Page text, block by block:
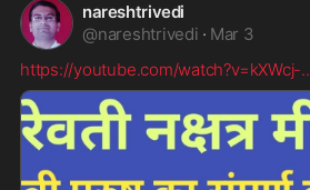
nareshtrivedi
@nareshtrivedi · Mar 3
https://youtube.com/watch?v=kXWcj-